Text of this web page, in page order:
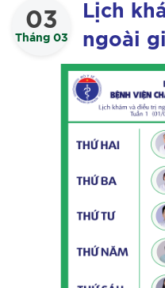
03
Tháng 03
Lịch
ngoài
ĐT